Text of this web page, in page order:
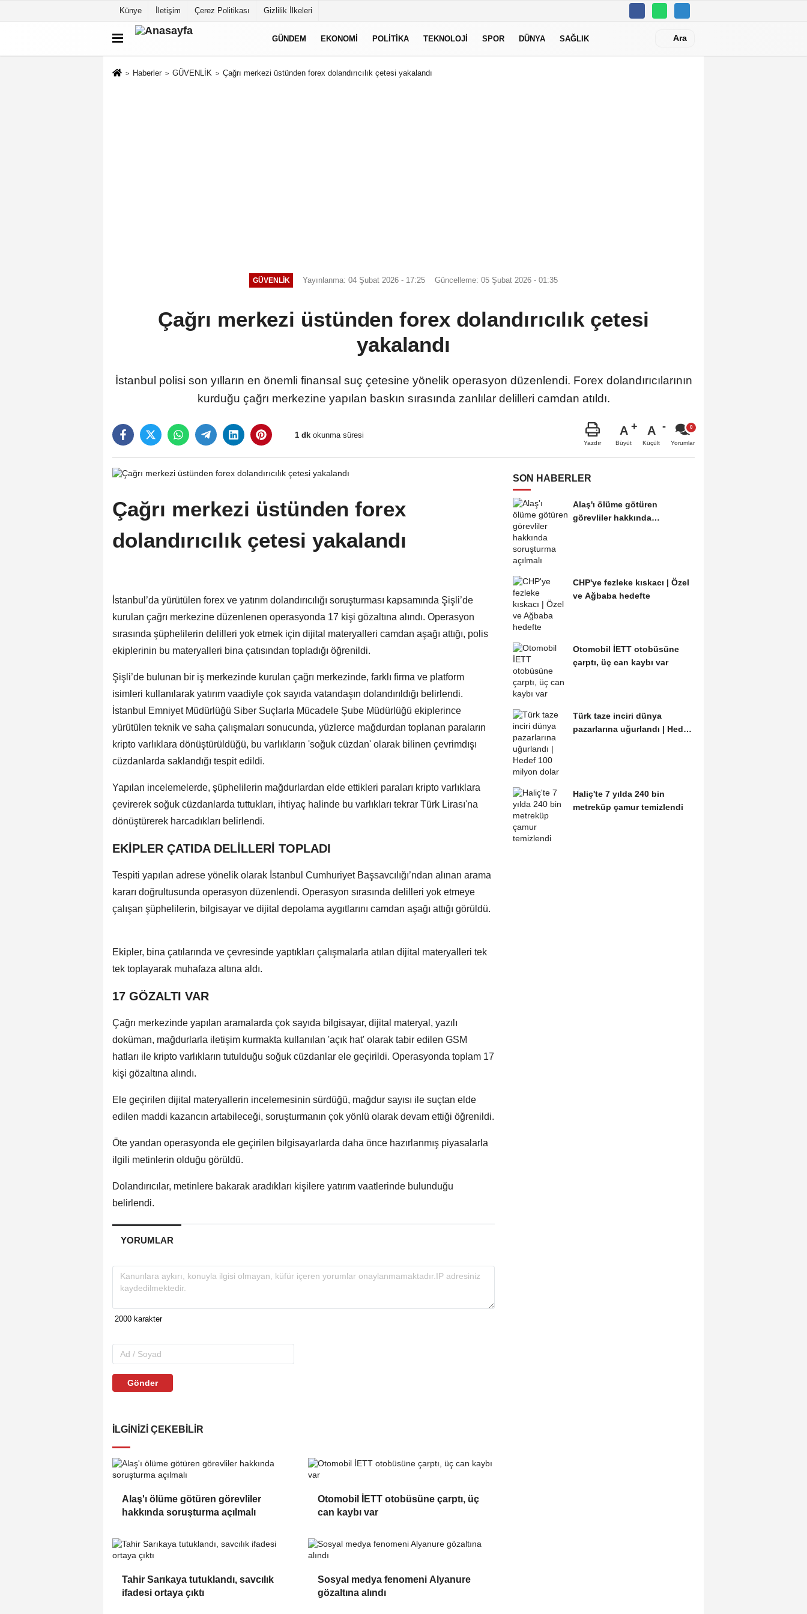
Künye İletişim Çerez Politikası Gizlilik İlkeleri
GÜNDEM EKONOMI POLITIKA TEKNOLOJI SPOR DÜNYA SAĞLIK Ara
Haberler GÜVENLİK Çağrı merkezi üstünden forex dolandırıcılık çetesi yakalandı
GÜVENLİK Yayınlanma: 04 Şubat 2026 - 17:25 Güncelleme: 05 Şubat 2026 - 01:35
Çağrı merkezi üstünden forex dolandırıcılık çetesi
yakalandı
İstanbul polisi son yılların en önemli finansal suç çetesine yönelik operasyon düzenlendi. Forex dolandırıcılarının
kurduğu çağrı merkezine yapılan baskın sırasında zanlılar delilleri camdan atıldı.
1 dk okunma süresi
Yazdır
A
Büyüt
A
Küçült Yorumlar
Çağrı merkezi üstünden forex
dolandırıcılık çetesi yakalandı
İstanbul’da yürütülen forex ve yatırım dolandırıcılığı soruşturması kapsamında Şişli’de
kurulan çağrı merkezine düzenlenen operasyonda 17 kişi gözaltına alındı. Operasyon
sırasında şüphelilerin delilleri yok etmek için dijital materyalleri camdan aşağı attığı, polis
ekiplerinin bu materyalleri bina çatısından topladığı öğrenildi.
Şişli’de bulunan bir iş merkezinde kurulan çağrı merkezinde, farklı firma ve platform
isimleri kullanılarak yatırım vaadiyle çok sayıda vatandaşın dolandırıldığı belirlendi.
İstanbul Emniyet Müdürlüğü Siber Suçlarla Mücadele Şube Müdürlüğü ekiplerince
yürütülen teknik ve saha çalışmaları sonucunda, yüzlerce mağdurdan toplanan paraların
kripto varlıklara dönüştürüldüğü, bu varlıkların 'soğuk cüzdan' olarak bilinen çevrimdışı
cüzdanlarda saklandığı tespit edildi.
Yapılan incelemelerde, şüphelilerin mağdurlardan elde ettikleri paraları kripto varlıklara
çevirerek soğuk cüzdanlarda tuttukları, ihtiyaç halinde bu varlıkları tekrar Türk Lirası'na
dönüştürerek harcadıkları belirlendi.
EKİPLER ÇATIDA DELİLLERİ TOPLADI
Tespiti yapılan adrese yönelik olarak İstanbul Cumhuriyet Başsavcılığı’ndan alınan arama
kararı doğrultusunda operasyon düzenlendi. Operasyon sırasında delilleri yok etmeye
çalışan şüphelilerin, bilgisayar ve dijital depolama aygıtlarını camdan aşağı attığı görüldü.
Ekipler, bina çatılarında ve çevresinde yaptıkları çalışmalarla atılan dijital materyalleri tek
tek toplayarak muhafaza altına aldı.
17 GÖZALTI VAR
Çağrı merkezinde yapılan aramalarda çok sayıda bilgisayar, dijital materyal, yazılı
doküman, mağdurlarla iletişim kurmakta kullanılan 'açık hat' olarak tabir edilen GSM
hatları ile kripto varlıkların tutulduğu soğuk cüzdanlar ele geçirildi. Operasyonda toplam 17
kişi gözaltına alındı.
Ele geçirilen dijital materyallerin incelemesinin sürdüğü, mağdur sayısı ile suçtan elde
edilen maddi kazancın artabileceği, soruşturmanın çok yönlü olarak devam ettiği öğrenildi.
Öte yandan operasyonda ele geçirilen bilgisayarlarda daha önce hazırlanmış piyasalarla
ilgili metinlerin olduğu görüldü.
Dolandırıcılar, metinlere bakarak aradıkları kişilere yatırım vaatlerinde bulunduğu
belirlendi.
YORUMLAR
Gönder
İLGINIZI ÇEKEBILIR
Alaş'ı ölüme götüren görevliler
hakkında soruşturma açılmalı
Otomobil İETT otobüsüne çarptı, üç
can kaybı var
Tahir Sarıkaya tutuklandı, savcılık
ifadesi ortaya çıktı
Sosyal medya fenomeni Alyanure
gözaltına alındı
SON HABERLER
Alaş'ı ölüme götüren
görevliler hakkında
CHP'ye fezleke kıskacı | Özel
ve Ağbaba hedefte
Otomobil İETT otobüsüne
çarptı, üç can kaybı var
Türk taze inciri dünya
pazarlarına uğurlandı | Hedef
Haliç'te 7 yılda 240 bin
metreküp çamur temizlendi